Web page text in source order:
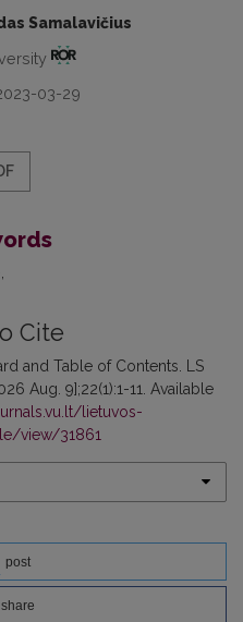
Samalavičius
03-29
Cite
and Table of Contents. LS
Aug. 9];22(1):1-11. Available
lietuvos-
view/31861
post
share